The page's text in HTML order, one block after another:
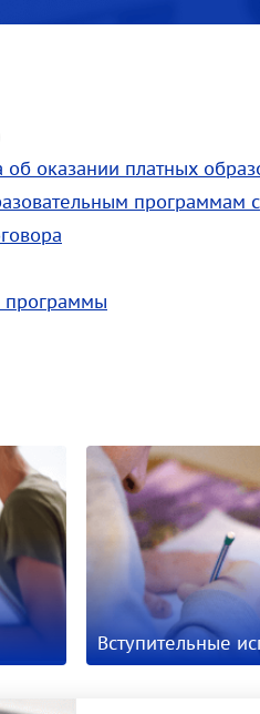
оказании платных
программам
программы
Вступительные